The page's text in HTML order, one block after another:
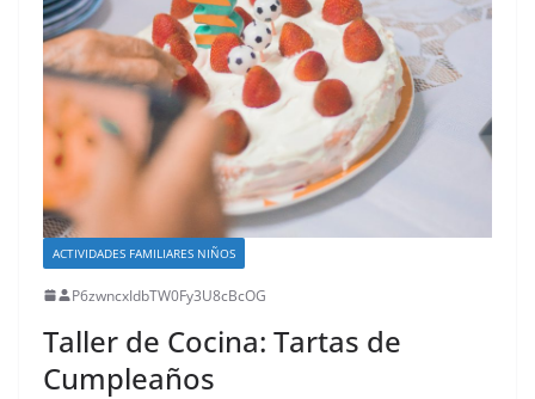
ACTIVIDADES FAMILIARES NIÑOS
P6zwncxIdbTW0Fy3U8cBcOG
Taller de Cocina: Tartas de
Cumpleaños